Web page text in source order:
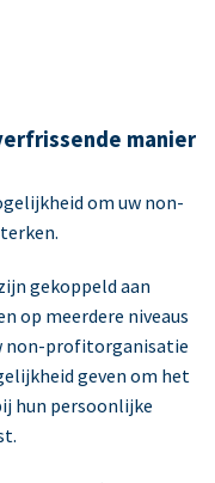
manier
om uw non-
gekoppeld aan
op meerdere niveaus
non-profitorganisatie
geven om het
hun persoonlijke